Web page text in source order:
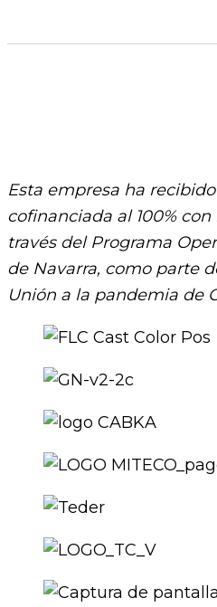
Esta empresa ha
cofinanciada al 100% con
través del Programa
de Navarra, como parte
Unión a la pandemia de